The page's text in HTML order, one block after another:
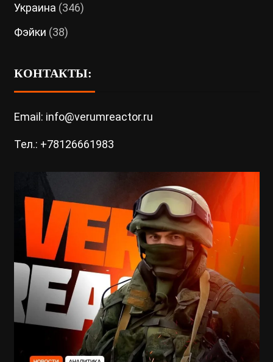
Украина (346)
Фэйки (38)
КОНТАКТЫ:
Email: info@verumreactor.ru
Тел.: +78126661983